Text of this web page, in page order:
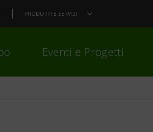
PRODOTTI E SERVIZI
Eventi e Progetti